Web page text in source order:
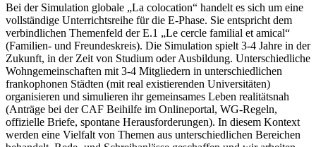
Bei der Simulation globale „La colocation“ handelt es sich um eine
vollständige Unterrichtsreihe für die E-Phase. Sie entspricht dem
verbindlichen Themenfeld der E.1 „Le cercle familial et amical“
(Familien- und Freundeskreis). Die Simulation spielt 3-4 Jahre in der
Zukunft, in der Zeit von Studium oder Ausbildung. Unterschiedliche
Wohngemeinschaften mit 3-4 Mitgliedern in unterschiedlichen
frankophonen Städten (mit real existierenden Universitäten)
organisieren und simulieren ihr gemeinsames Leben realitätsnah
(Anträge bei der CAF Beihilfe im Onlineportal, WG-Regeln,
offizielle Briefe, spontane Herausforderungen). In diesem Kontext
werden eine Vielfalt von Themen aus unterschiedlichen Bereichen